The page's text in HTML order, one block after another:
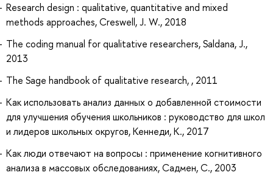
Research design : qualitative, quantitative and mixed
methods approaches, Creswell, J. W., 2018
The coding manual for qualitative researchers, Saldana, J.,
2013
The Sage handbook of qualitative research, , 2011
Как использовать анализ данных о добавленной стоимости
для улучшения обучения школьников : руководство для школ
и лидеров школьных округов, Кеннеди, К., 2017
Как люди отвечают на вопросы : применение когнитивного
анализа в массовых обследованиях, Садмен, С., 2003